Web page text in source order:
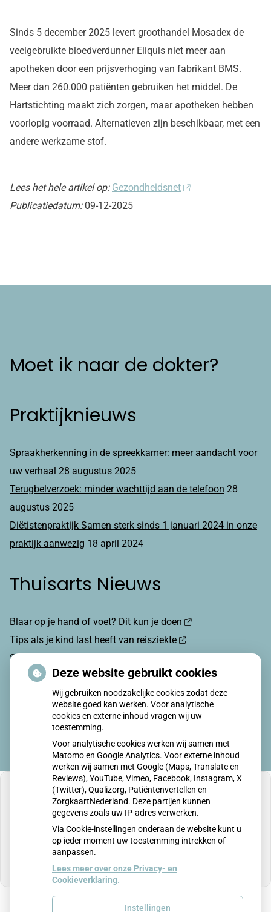
Sinds 5 december 2025 levert groothandel Mosadex de
veelgebruikte bloedverdunner Eliquis niet meer aan
apotheken door een prijsverhoging van fabrikant BMS.
Meer dan 260.000 patiënten gebruiken het middel. De
Hartstichting maakt zich zorgen, maar apotheken hebben
voorlopig voorraad. Alternatieven zijn beschikbaar, met een
andere werkzame stof.
Lees het hele artikel op: Gezondheidsnet
Publicatiedatum: 09-12-2025
Moet ik naar de dokter?
Praktijknieuws
Spraakherkenning in de spreekkamer: meer aandacht voor
uw verhaal 28 augustus 2025
Terugbelverzoek: minder wachttijd aan de telefoon 28
augustus 2025
Diëtistenpraktijk Samen sterk sinds 1 januari 2024 in onze
praktijk aanwezig 18 april 2024
Thuisarts Nieuws
Blaar op je hand of voet? Dit kun je doen
Tips als je kind last heeft van reisziekte
Sterke zon op je huid: let op
Denk je na over een borstvergroting?
Twijfel over gender? Hier vind je hulp
U heeft geen toestemming gegeven voor
externe inhoud die nodig is om dit te zien.
Cookie-instellingen wijzigen
Deze website gebruikt cookies
Wij gebruiken noodzakelijke cookies zodat deze
website goed kan werken. Voor analytische
cookies en externe inhoud vragen wij uw
toestemming.
Voor analytische cookies werken wij samen met
Matomo en Google Analytics. Voor externe inhoud
werken wij samen met Google (Maps, Translate en
Reviews), YouTube, Vimeo, Facebook, Instagram, X
(Twitter), Qualizorg, Patiëntenvertellen en
ZorgkaartNederland. Deze partijen kunnen
gegevens zoals uw IP-adres verwerken.
Via Cookie-instellingen onderaan de website kunt u
op ieder moment uw toestemming intrekken of
aanpassen.
Lees meer over onze Privacy- en
Cookieverklaring.
Instellingen